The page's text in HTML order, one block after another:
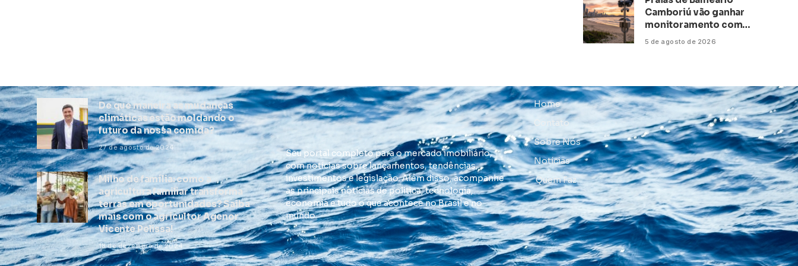
Camboriú vão ganhar
monitoramento com
inteligência artificial
5 de agosto de 2026
De que maneira as mudanças
climáticas estão moldando o
futuro da nossa comida?
27 de agosto de 2024
Milho de família: como a
agricultura familiar transforma
terras em oportunidades? Saiba
mais com o agricultor Agenor
Vicente Pelissa!
18 de dezembro de 2024
Seu portal completo para o mercado imobiliário,
com notícias sobre lançamentos, tendências,
investimentos e legislação. Além disso, acompanhe
as principais notícias de política, tecnologia,
economia e tudo o que acontece no Brasil e no
mundo.
Home
Contato
Sobre Nós
Notícias
Quem Faz